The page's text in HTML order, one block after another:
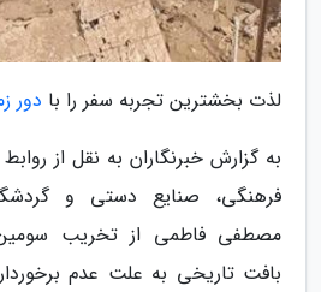
لذت بخشترین تجربه سفر را با دور
به گزارش خبرنگاران به نقل از
فرهنگی، صنایع دستی و
مصطفی فاطمی از تخریب
بافت تاریخی به علت عدم